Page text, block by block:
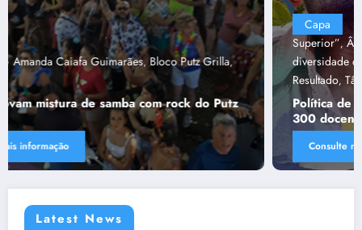
Capa
“Tendências para Docência no Ensino
Superior”, Ânima Educaçã, Ânima Plurais,capa ,Política de
diversidade da Una e do UniBH,Rede Comunicação de
Resultado,Tânia Chaves
Política de diversidade da Una e do UniBH envolve
300 docentes e coladores negros
Consulte mais informação
Latest News